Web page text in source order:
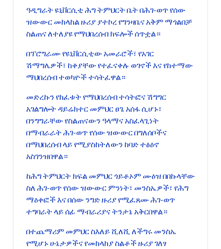
ዓዲግራት ዩኒቨርሲቲ ሕግ ትምህርት ቤት በሕገ-ወጥ የሰው
ዝውውር መከላከል ዙሪያ ያተኮረ የግንዛቤና አቅም ማጎልበቻ
ስልጠና ለተለያዩ የማህበረሰብ ክፍሎች ሰጥቷል።
በፕሮግራሙ የዩኒቨርሲቲው አመራሮች፣ የአገር
ሽማግሌዎች፣ ከቀያቸው የተፈናቀሉ ወገኖች እና የከተማው
ማህበረሰብ ተወካዮች ተሳትፈዋል።
መድረኩን የከፈቱት የማህበረሰብ ተሳትፎና ሽግግር
አገልግሎት ዳይሬክተር መምህር ፀጌ አሰፋ ሲሆኑ፣
በንግግራቸው የስልጠናውን ዓላማና አስፈላጊነት
በማብራራት ሕገ-ወጥ የሰው ዝውውር በግለሰቦችና
በማህበረሰብ ላይ የሚያስከትለውን ከባድ ተፅዕኖ
አስገንዝበዋል።
ከሕግ ትምህርት ክፍል መምህር ጎይቶኦም ሙዕዝ በበኩላቸው
ስለ ሕገ-ወጥ የሰው ዝውውር ምንነት፣ መንስኤዎች፣ የሕግ
ማዕቀፎች እና በሰው ንግድ ዙሪያ የሚፈጸሙ ሕገ-ወጥ
ተግባራት ላይ ሰፊ ማብራሪያና ትንታኔ አቅርበዋል።
በተጨማሪም መምህር ስእለይ ሺለሺ ለችግሩ መንስኤ
የሚሆኑ ሁኔታዎችና የመከላከያ ስልቶች ዙሪያ ገለፃ